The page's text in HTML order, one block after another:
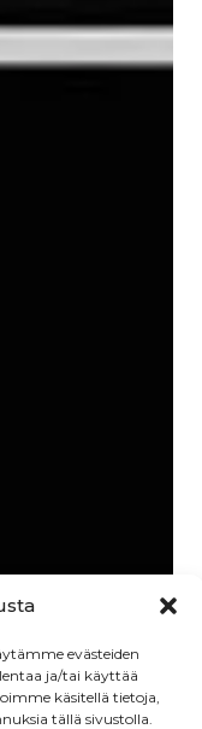
evästeiden
ja/tai käyttää
käsitellä tietoja,
tällä sivustolla.